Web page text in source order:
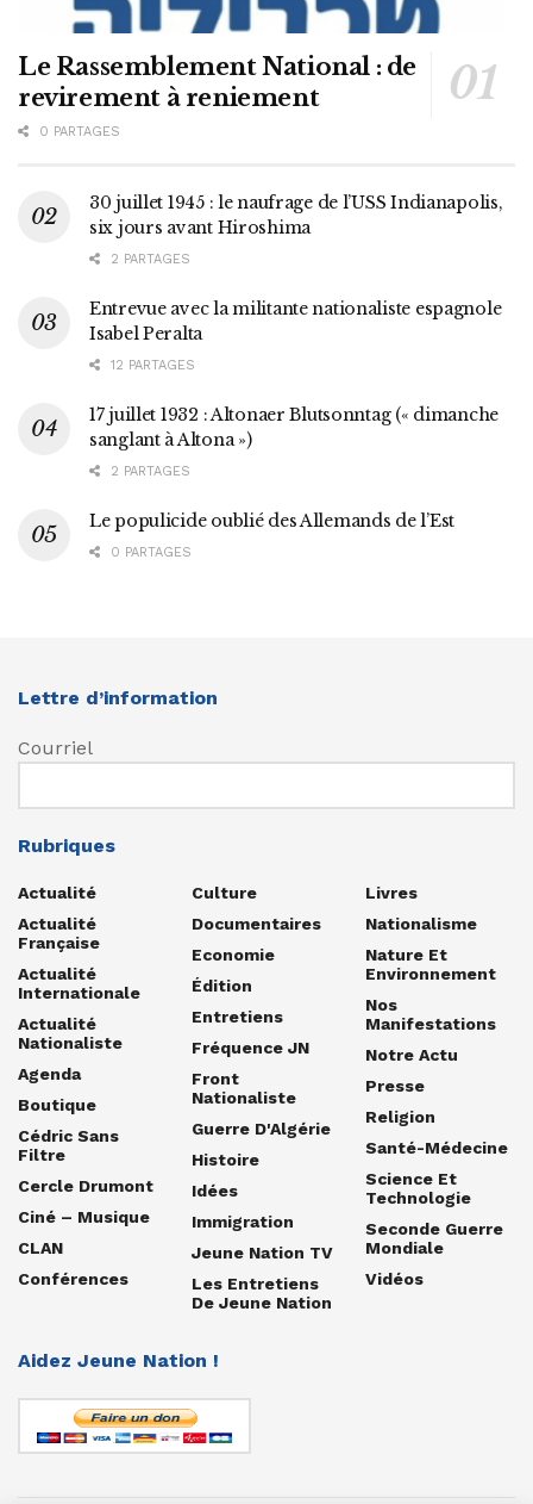
Le Rassemblement National : de
revirement à reniement
0 PARTAGES
30 juillet 1945 : le naufrage de l’USS Indianapolis,
six jours avant Hiroshima
2 PARTAGES
Entrevue avec la militante nationaliste espagnole
Isabel Peralta
12 PARTAGES
17 juillet 1932 : Altonaer Blutsonntag (« dimanche
sanglant à Altona »)
2 PARTAGES
Le populicide oublié des Allemands de l’Est
0 PARTAGES
Lettre d’information
Courriel
Rubriques
Actualité
Actualité
Française
Actualité
Internationale
Actualité
Nationaliste
Agenda
Boutique
Cédric Sans
Filtre
Cercle Drumont
Ciné – Musique
CLAN
Conférences
Culture
Documentaires
Economie
Édition
Entretiens
Fréquence JN
Front
Nationaliste
Guerre D'Algérie
Histoire
Idées
Immigration
Jeune Nation TV
Les Entretiens
De Jeune Nation
Livres
Nationalisme
Nature Et
Environnement
Nos
Manifestations
Notre Actu
Presse
Religion
Santé-Médecine
Science Et
Technologie
Seconde Guerre
Mondiale
Vidéos
Aidez Jeune Nation !